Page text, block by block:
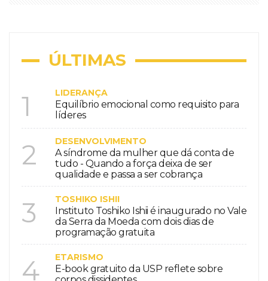
ÚLTIMAS
1 LIDERANÇA
Equilíbrio emocional como requisito para
líderes
2 DESENVOLVIMENTO
A síndrome da mulher que dá conta de
tudo - Quando a força deixa de ser
qualidade e passa a ser cobrança
3 TOSHIKO ISHII
Instituto Toshiko Ishii é inaugurado no Vale
da Serra da Moeda com dois dias de
programação gratuita
4 ETARISMO
E-book gratuito da USP reflete sobre